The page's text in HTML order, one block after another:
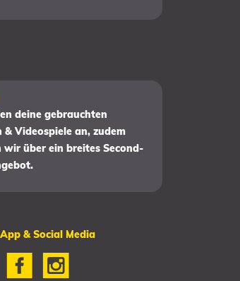
deine gebrauchten
& Videospiele an, zudem
wir über ein breites Second-
& Social Media